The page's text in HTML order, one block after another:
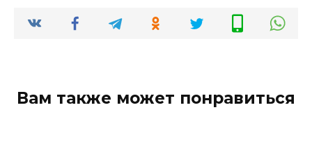
Вам также может понравиться